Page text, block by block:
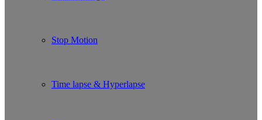
Stop Motion
Time lapse & Hyperlapse